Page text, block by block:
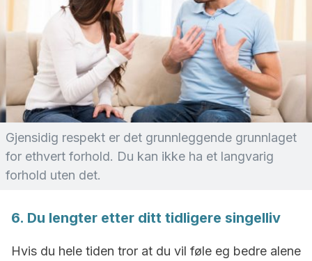
Gjensidig respekt er det grunnleggende grunnlaget
for ethvert forhold. Du kan ikke ha et langvarig
forhold uten det.
6. Du lengter etter ditt tidligere singelliv
Hvis du hele tiden tror at du vil føle eg bedre alene